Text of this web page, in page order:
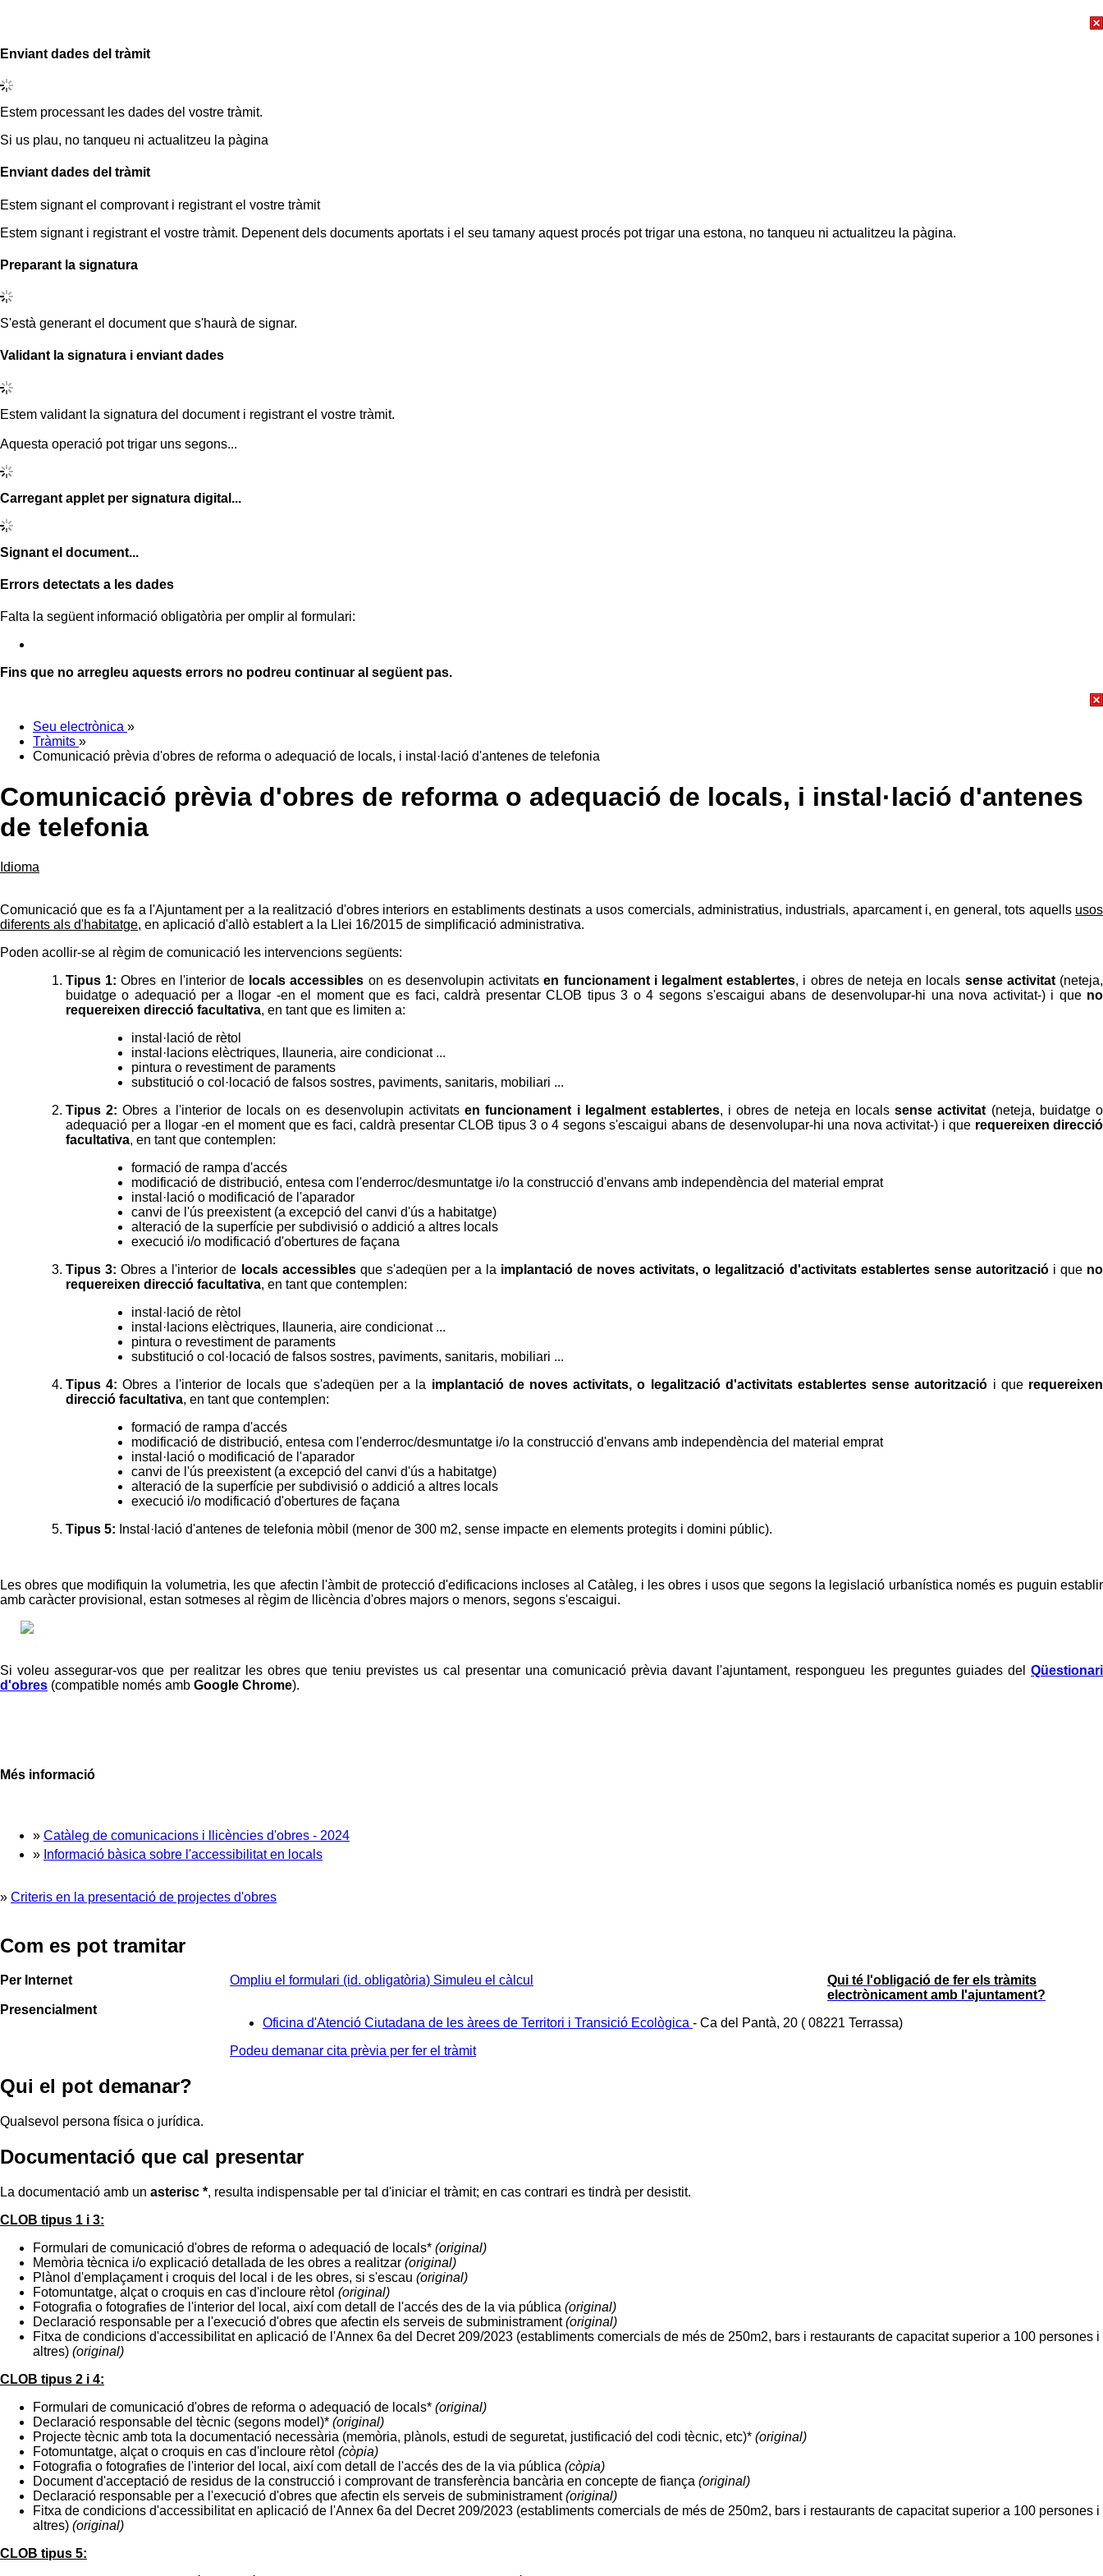
Enviant dades del tràmit
Estem processant les dades del vostre tràmit.
Si us plau, no tanqueu ni actualitzeu la pàgina
Enviant dades del tràmit
Estem signant el comprovant i registrant el vostre tràmit
Estem signant i registrant el vostre tràmit. Depenent dels documents aportats i el seu tamany aquest procés pot trigar una estona, no tanqueu ni actualitzeu la pàgina.
Preparant la signatura
S'està generant el document que s'haurà de signar.
Validant la signatura i enviant dades
Estem validant la signatura del document i registrant el vostre tràmit.
Aquesta operació pot trigar uns segons...
Carregant applet per signatura digital...
Signant el document...
Errors detectats a les dades
Falta la següent informació obligatòria per omplir al formulari:
Fins que no arregleu aquests errors no podreu continuar al següent pas.
Seu electrònica »
Tràmits »
Comunicació prèvia d'obres de reforma o adequació de locals, i instal·lació d'antenes de telefonia
Comunicació prèvia d'obres de reforma o adequació de locals, i instal·lació d'antenes
de telefonia
Idioma
Comunicació que es fa a l'Ajuntament per a la realització d'obres interiors en establiments destinats a usos comercials, administratius, industrials, aparcament i, en general, tots aquells usos
diferents als d'habitatge, en aplicació d'allò establert a la Llei 16/2015 de simplificació administrativa.
Poden acollir-se al règim de comunicació les intervencions següents:
Tipus 1: Obres en l'interior de locals accessibles on es desenvolupin activitatsen funcionament i legalment establertes, i obres de neteja en locals sense activitat(neteja,
buidatge o adequació per a llogar -en el moment que es faci, caldrà presentar CLOB tipus 3 o 4 segons s'escaigui abans de desenvolupar-hi una nova activitat-) i que no
requereixen direcció facultativa, en tant que es limiten a:
instal·lació de rètol
instal·lacions elèctriques, llauneria, aire condicionat ...
pintura o revestiment de paraments
substitució o col·locació de falsos sostres, paviments, sanitaris, mobiliari ...
Tipus 2: Obres a l'interior de locals on es desenvolupin activitatsen funcionament i legalment establertes, i obres de neteja en localssense activitat (neteja, buidatge o
adequació per a llogar -en el moment que es faci, caldrà presentar CLOB tipus 3 o 4 segons s'escaigui abans de desenvolupar-hi una nova activitat-) i que requereixen direcció
facultativa, en tant que contemplen:
formació de rampa d'accés
modificació de distribució, entesa com l'enderroc/desmuntatge i/o la construcció d'envans amb independència del material emprat
instal·lació o modificació de l'aparador
canvi de l'ús preexistent (a excepció del canvi d'ús a habitatge)
alteració de la superfície per subdivisió o addició a altres locals
execució i/o modificació d'obertures de façana
Tipus 3: Obres a l'interior de locals accessiblesque s'adeqüen per a la implantació de noves activitats, o legalització d'activitats establertes sense autoritzaciói que no
requereixen direcció facultativa, en tant que contemplen:
instal·lació de rètol
instal·lacions elèctriques, llauneria, aire condicionat ...
pintura o revestiment de paraments
substitució o col·locació de falsos sostres, paviments, sanitaris, mobiliari ...
Tipus 4: Obres a l'interior de locals que s'adeqüen per a la implantació de noves activitats, o legalització d'activitats establertes sense autorització i que requereixen
direcció facultativa, en tant que contemplen:
formació de rampa d'accés
modificació de distribució, entesa com l'enderroc/desmuntatge i/o la construcció d'envans amb independència del material emprat
instal·lació o modificació de l'aparador
canvi de l'ús preexistent (a excepció del canvi d'ús a habitatge)
alteració de la superfície per subdivisió o addició a altres locals
execució i/o modificació d'obertures de façana
Tipus 5: Instal·lació d'antenes de telefonia mòbil (menor de 300 m2, sense impacte en elements protegits i domini públic).
Les obres que modifiquin la volumetria, les que afectin l'àmbit de protecció d'edificacions incloses al Catàleg, i les obres i usos que segons la legislació urbanística només es puguin establir
amb caràcter provisional, estan sotmeses al règim de llicència d'obres majors o menors, segons s'escaigui.
Si voleu assegurar-vos que per realitzar les obres que teniu previstes us cal presentar una comunicació prèvia davant l'ajuntament, respongueu les preguntes guiades del Qüestionari
d'obres (compatible només amb Google Chrome).
Més informació
» Catàleg de comunicacions i llicències d'obres - 2024
» Informació bàsica sobre l'accessibilitat en locals
» Criteris en la presentació de projectes d'obres
Com es pot tramitar
Per Internet Ompliu el formulari (id. obligatòria) Simuleu el càlcul
Qui té l'obligació de fer els tràmits
electrònicament amb l'ajuntament?
Presencialment
Oficina d'Atenció Ciutadana de les àrees de Territori i Transició Ecològica - Ca del Pantà, 20 ( 08221 Terrassa)
Podeu demanar cita prèvia per fer el tràmit
Qui el pot demanar?
Qualsevol persona física o jurídica.
Documentació que cal presentar
La documentació amb un asterisc *, resulta indispensable per tal d'iniciar el tràmit; en cas contrari es tindrà per desistit.
CLOB tipus 1 i 3:
Formulari de comunicació d'obres de reforma o adequació de locals* (original)
Memòria tècnica i/o explicació detallada de les obres a realitzar (original)
Plànol d'emplaçament i croquis del local i de les obres, si s'escau (original)
Fotomuntatge, alçat o croquis en cas d'incloure rètol (original)
Fotografia o fotografies de l'interior del local, així com detall de l'accés des de la via pública (original)
Declaració responsable per a l'execució d'obres que afectin els serveis de subministrament(original)
Fitxa de condicions d'accessibilitat en aplicació de l'Annex 6a del Decret 209/2023 (establiments comercials de més de 250m2, bars i restaurants de capacitat superior a 100 persones i
altres) (original)
CLOB tipus 2 i 4:
Formulari de comunicació d'obres de reforma o adequació de locals* (original)
Declaració responsable del tècnic (segons model)* (original)
Projecte tècnic amb tota la documentació necessària (memòria, plànols, estudi de seguretat, justificació del codi tècnic, etc)* (original)
Fotomuntatge, alçat o croquis en cas d'incloure rètol (còpia)
Fotografia o fotografies de l'interior del local, així com detall de l'accés des de la via pública (còpia)
Document d'acceptació de residus de la construcció i comprovant de transferència bancària en concepte de fiança (original)
Declaració responsable per a l'execució d'obres que afectin els serveis de subministrament(original)
Fitxa de condicions d'accessibilitat en aplicació de l'Annex 6a del Decret 209/2023 (establiments comercials de més de 250m2, bars i restaurants de capacitat superior a 100 persones i
altres) (original)
CLOB tipus 5: